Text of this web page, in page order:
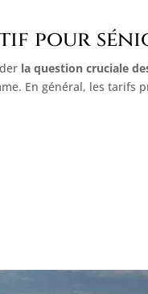
pour
la question cruciale
En général, les tarifs